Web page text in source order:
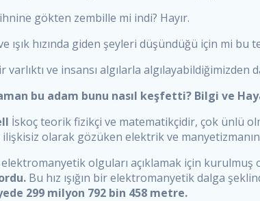
gökten zembille mi indi? Hayır.
ışık hızında giden şeyleri düşündüğü için mi bu
ve insansı algılarla algılayabildiğimizden
bu adam bunu nasıl keşfetti? Bilgi ve
İskoç teorik fizikçi ve matematikçidir, çok ünlü
olarak gözüken elektrik ve
olguları açıklamak için
Bu hız ışığın bir elektromanyetik dalga
299 milyon 792 bin 458 metre.